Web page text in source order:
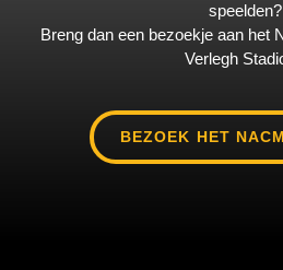
speelden?
Breng dan een bezoekje aan het
Verlegh
BEZOEK HET